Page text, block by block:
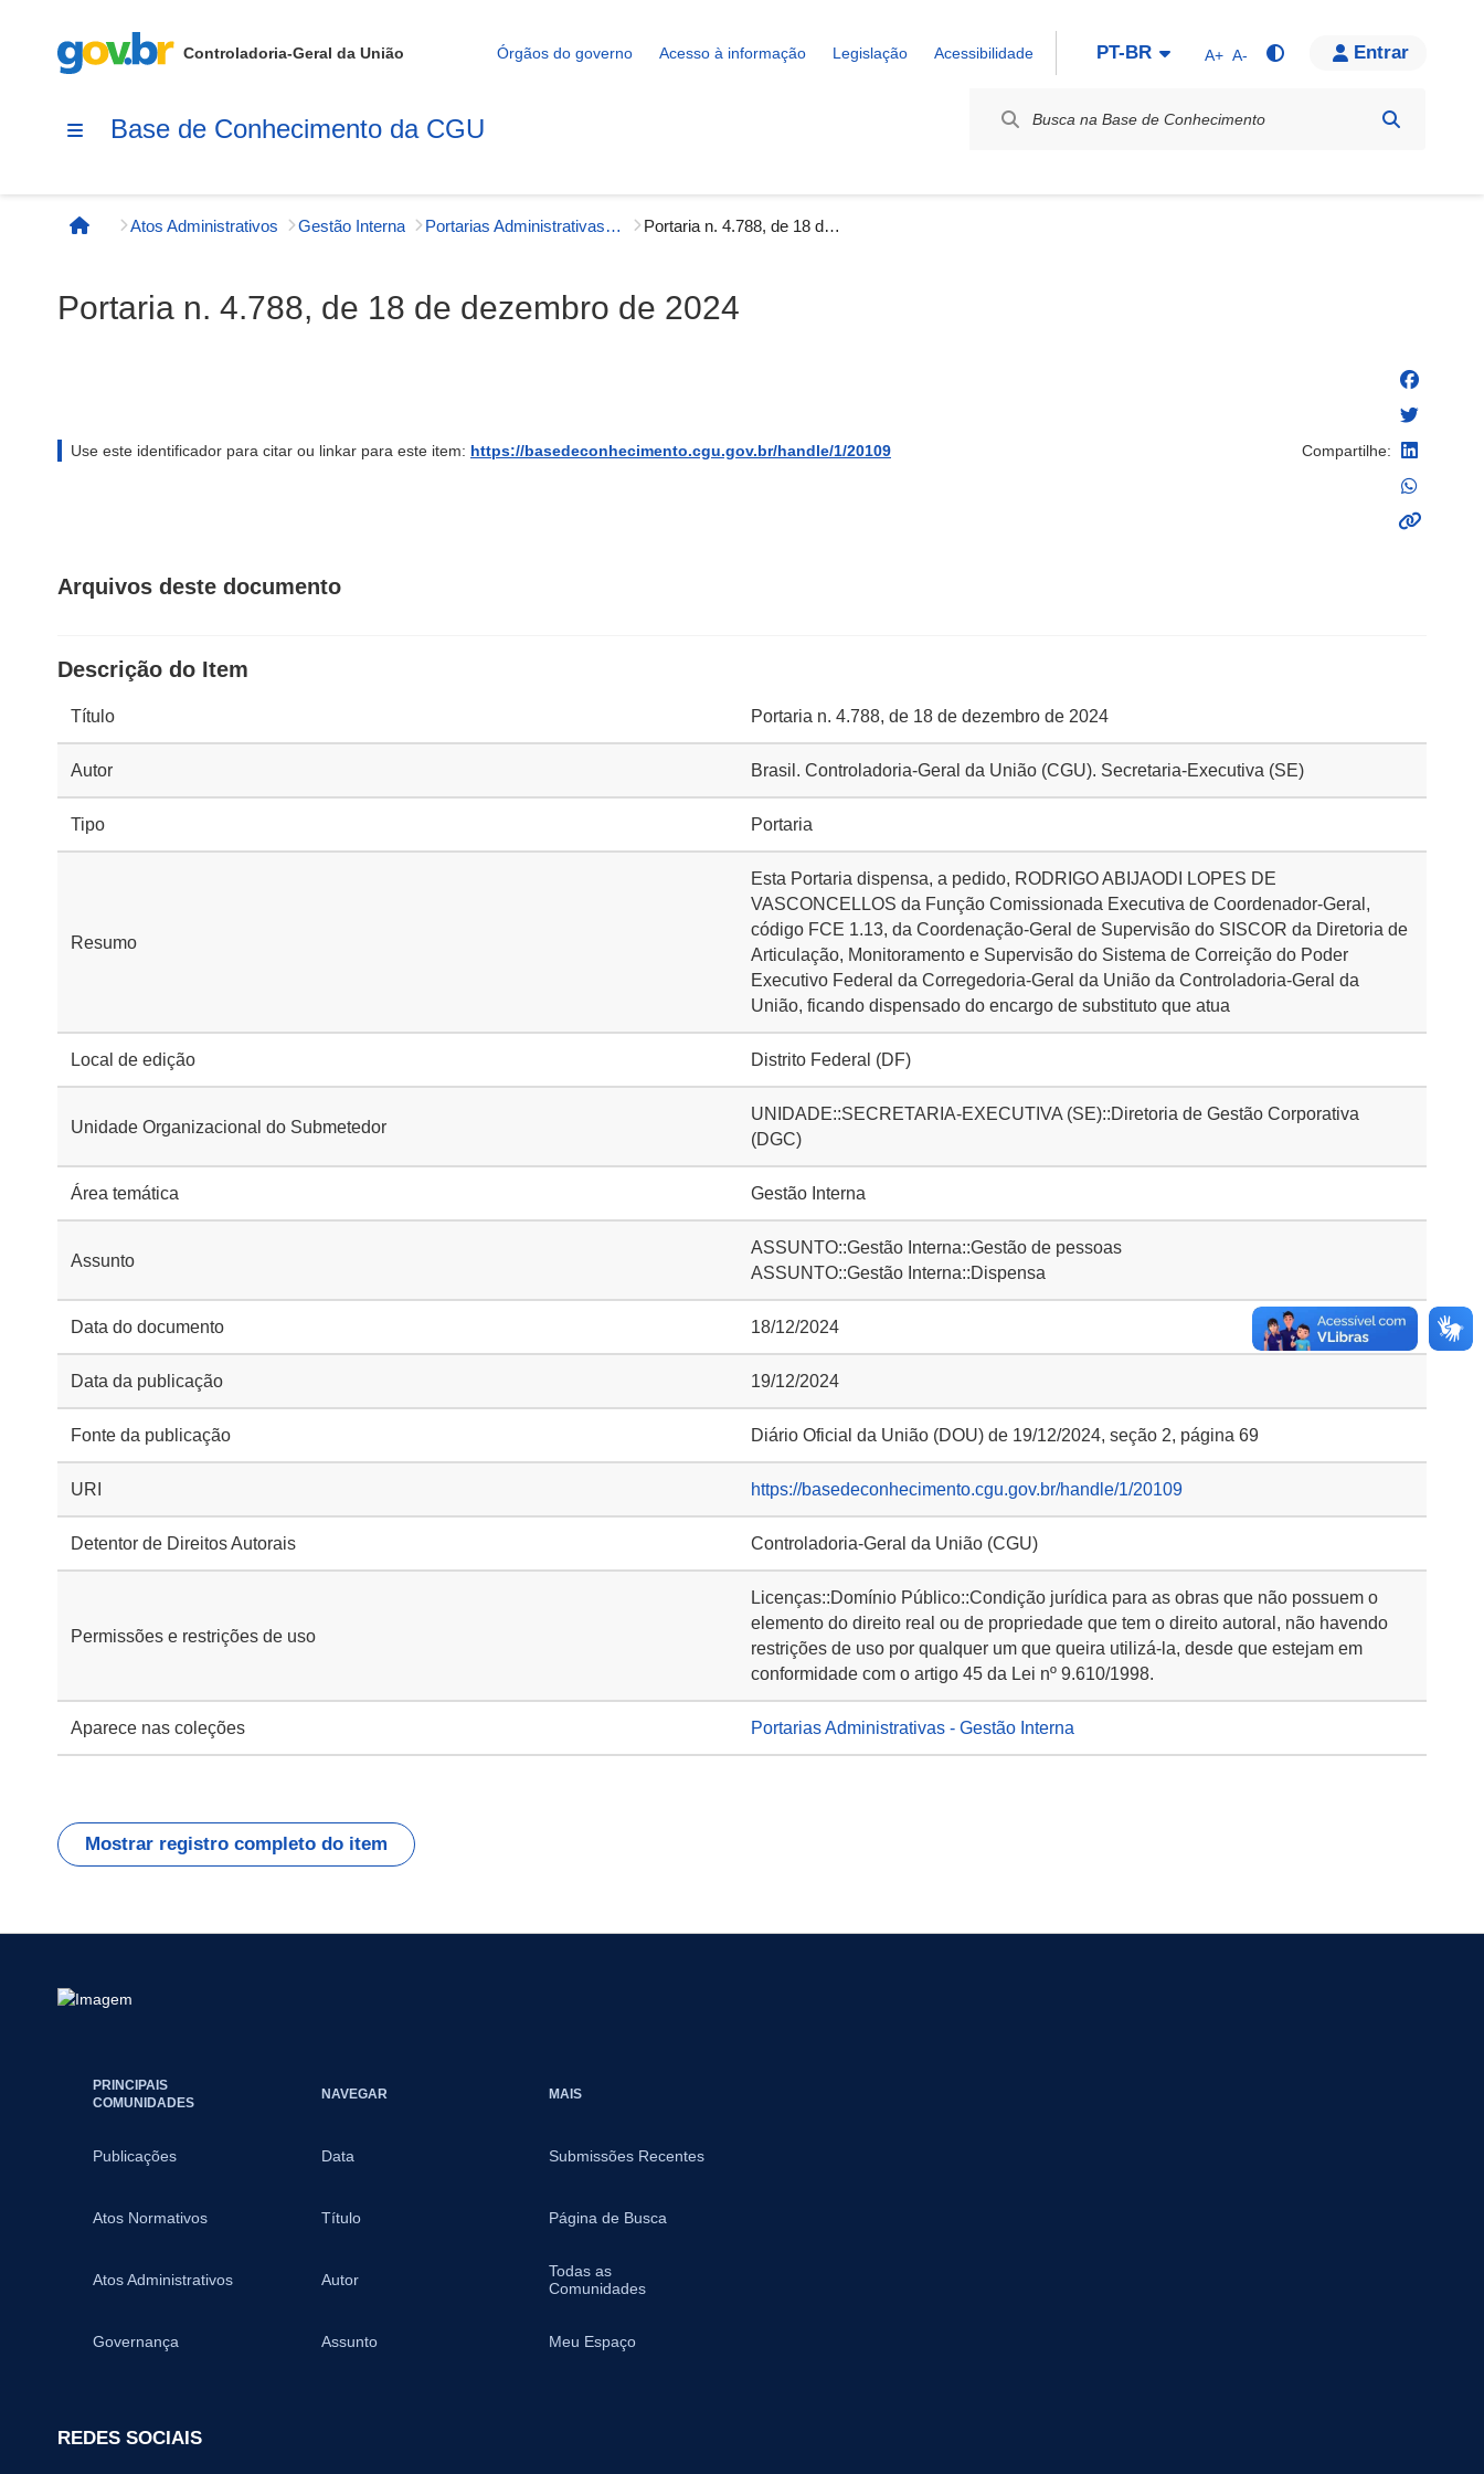
Controladoria-Geral da União Órgãos do governo Acesso à informação Legislação Acessibilidade PT-BR A+ A- Entrar
Base de Conhecimento da CGU
Página inicial
Atos Administrativos Gestão Interna Portarias Administrativas - Gestão Interna Portaria n. 4.788, de 18 de dezembro de 2024
Portaria n. 4.788, de 18 de dezembro de 2024
Use este identificador para citar ou linkar para este item: https://basedeconhecimento.cgu.gov.br/handle/1/20109 Compartilhe:
Arquivos deste documento
Descrição do Item
Título Portaria n. 4.788, de 18 de dezembro de 2024
Autor Brasil. Controladoria-Geral da União (CGU). Secretaria-Executiva (SE)
Tipo Portaria
Resumo
Esta Portaria dispensa, a pedido, RODRIGO ABIJAODI LOPES DE
VASCONCELLOS da Função Comissionada Executiva de Coordenador-Geral,
código FCE 1.13, da Coordenação-Geral de Supervisão do SISCOR da Diretoria de
Articulação, Monitoramento e Supervisão do Sistema de Correição do Poder
Executivo Federal da Corregedoria-Geral da União da Controladoria-Geral da
União, ficando dispensado do encargo de substituto que atua
Local de edição Distrito Federal (DF)
Unidade Organizacional do Submetedor
UNIDADE::SECRETARIA-EXECUTIVA (SE)::Diretoria de Gestão Corporativa
(DGC)
Área temática Gestão Interna
Assunto
ASSUNTO::Gestão Interna::Gestão de pessoas
ASSUNTO::Gestão Interna::Dispensa
Data do documento 18/12/2024
Data da publicação 19/12/2024
Fonte da publicação Diário Oficial da União (DOU) de 19/12/2024, seção 2, página 69
URI https://basedeconhecimento.cgu.gov.br/handle/1/20109
Detentor de Direitos Autorais Controladoria-Geral da União (CGU)
Permissões e restrições de uso
Licenças::Domínio Público::Condição jurídica para as obras que não possuem o
elemento do direito real ou de propriedade que tem o direito autoral, não havendo
restrições de uso por qualquer um que queira utilizá-la, desde que estejam em
conformidade com o artigo 45 da Lei nº 9.610/1998.
Aparece nas coleções Portarias Administrativas - Gestão Interna
Mostrar registro completo do item
PRINCIPAIS
COMUNIDADES
Publicações
Atos Normativos
Atos Administrativos
Governança
NAVEGAR
Data
Título
Autor
Assunto
MAIS
Submissões Recentes
Página de Busca
Todas as
Comunidades
Meu Espaço
REDES SOCIAIS